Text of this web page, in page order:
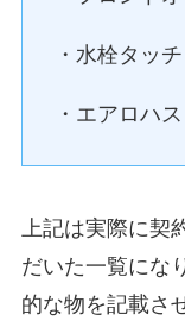
・水栓タッ
・エアロ
上記は実際に契
だいた一覧にな
的な物を記載さ